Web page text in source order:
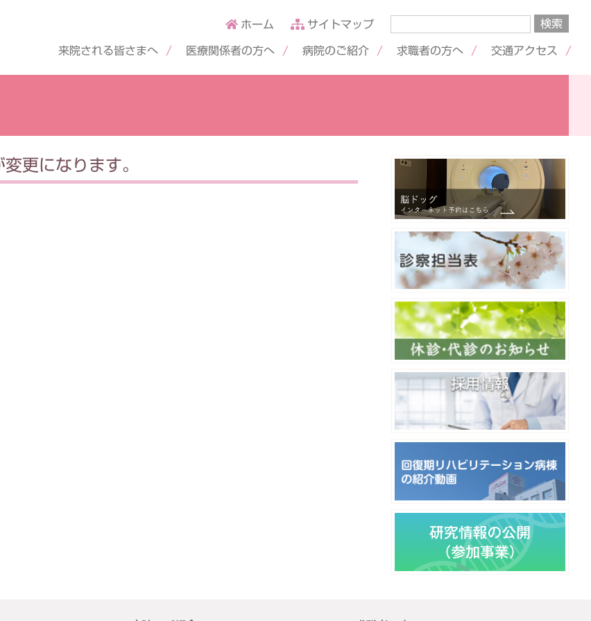
ホーム サイトマップ
来院される皆さまへ 医療関係者の方へ 病院のご紹介 求職者の方へ 交通アクセス
更になります。